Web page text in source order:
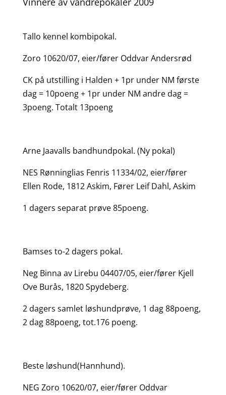
Tallo kennel kombipokal.
Zoro 10620/07, eier/fører Oddvar Andersrød
CK på utstilling i Halden + 1pr under NM første
dag = 10poeng + 1pr under NM andre dag =
3poeng. Totalt 13poeng
Arne Jaavalls bandhundpokal. (Ny pokal)
NES Rønninglias Fenris 11334/02, eier/fører
Ellen Rode, 1812 Askim, Fører Leif Dahl, Askim
1 dagers separat prøve 85poeng.
Bamses to-2 dagers pokal.
Neg Binna av Lirebu 04407/05, eier/fører Kjell
Ove Burås, 1820 Spydeberg.
2 dagers samlet løshundprøve, 1 dag 88poeng,
2 dag 88poeng, tot.176 poeng.
Beste løshund(Hannhund).
NEG Zoro 10620/07, eier/fører Oddvar